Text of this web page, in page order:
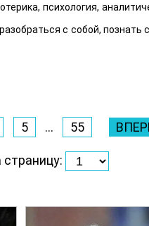
психология,
с собой,
5 ... 55